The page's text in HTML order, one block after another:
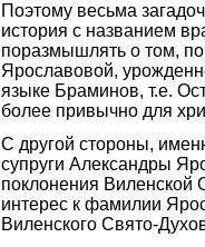
Поэтому весьма
история с названием
поразмышлять о том,
Ярославовой,
языке Браминов, т.е.
более привычно для
С другой стороны,
супруги Александры
поклонения Виленской
интерес к фамилии
Виленского Свято-